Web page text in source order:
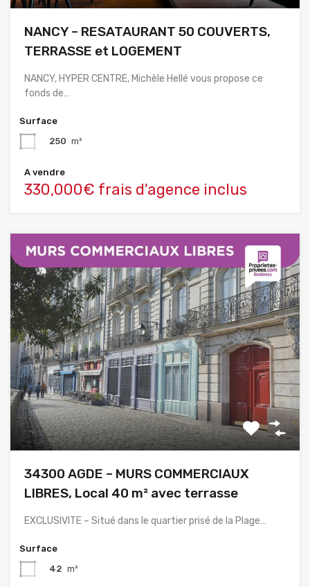
NANCY – RESATAURANT 50 COUVERTS,
TERRASSE et LOGEMENT
NANCY, HYPER CENTRE, Michèle Hellé vous propose ce
fonds de…
Surface
250 m²
A vendre
330,000€ frais d'agence inclus
34300 AGDE – MURS COMMERCIAUX
LIBRES, Local 40 m² avec terrasse
EXCLUSIVITE – Situé dans le quartier prisé de la Plage…
Surface
42 m²